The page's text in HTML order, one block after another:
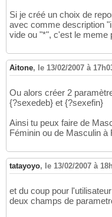
Si je créé un choix de
avec comme description
vide ou "*", c'est le meme
Aitone, le 13/02/2007 à
Ou alors créer 2
{?sexedeb} et {?sexefin}
Ainsi tu peux faire de
Féminin ou de Masculin à
tatayoyo, le 13/02/2007 à
et du coup pour
deux champs de